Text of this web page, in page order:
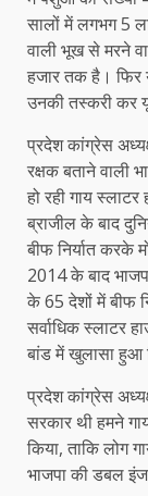
सालों में लगभग 5
वाली भूख से मरने
हजार तक है। फिर
उनकी तस्करी कर
प्रदेश कांग्रेस
रक्षक बताने वाली
हो रही गाय
ब्राजील के बाद
बीफ निर्यात करके
2014 के बाद
के 65 देशों में बीफ
सर्वाधिक स्लाटर
बांड में खुलासा हुआ
प्रदेश कांग्रेस
सरकार थी हमने
किया, ताकि लोग
भाजपा की डबल